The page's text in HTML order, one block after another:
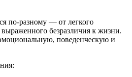
по-разному — от легкого
безразличия к жизни.
поведенческую и